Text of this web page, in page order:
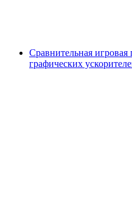
Сравнительная игровая
графических